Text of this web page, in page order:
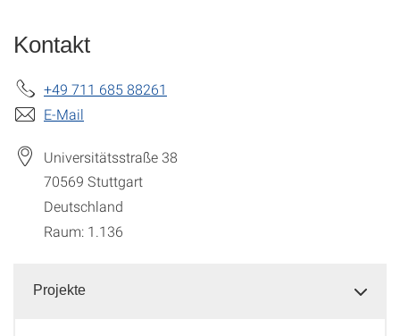
Kontakt
+49 711 685 88261
E-Mail
Universitätsstraße 38
70569 Stuttgart
Deutschland
Raum: 1.136
Projekte